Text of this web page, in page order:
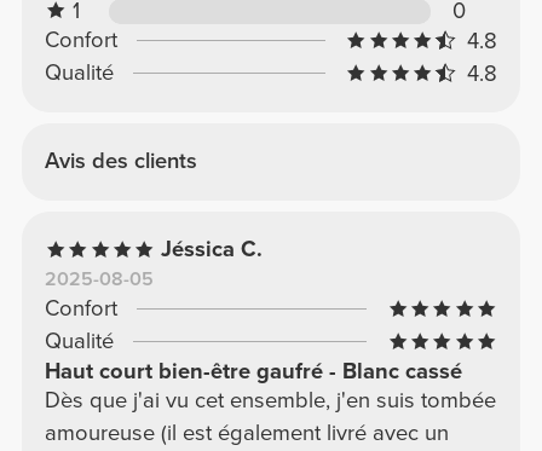
1
0
Confort
4.8
Qualité
4.8
Avis des clients
Jéssica C.
2025-08-05
Confort
Qualité
Haut court bien-être gaufré - Blanc cassé
Dès que j'ai vu cet ensemble, j'en suis tombée
amoureuse (il est également livré avec un